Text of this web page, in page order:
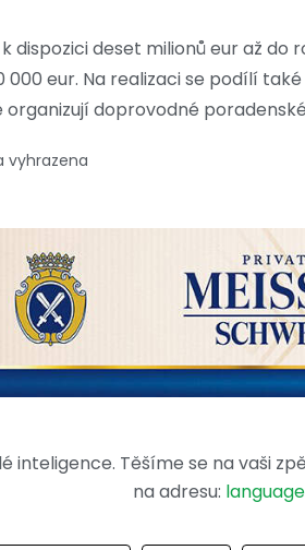
deset milionů eur až do
eur. Na realizaci se podílí
doprovodné
vyhrazena
inteligence. Těšíme se na vaši
na adresu: